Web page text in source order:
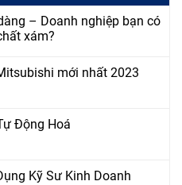
– Doanh nghiệp bạn có
xám?
mới nhất 2023
Động Hoá
Kỹ Sư Kinh Doanh